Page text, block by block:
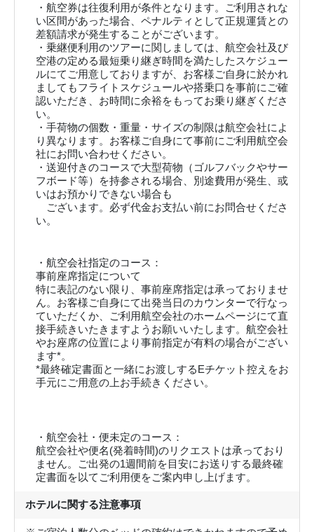
・航空券は往復利用が条件となります。ご利用されな
い区間があった場合、ペナルティとして正規運賃との
差額請求が発生することがございます。
・乗継便利用のツアーに関しましては、航空会社及び
空港の定める最短乗り継ぎ時間を満たしたスケジュー
ルにてご用意しておりますが、お客様ご自身に於かれ
ましてもフライトスケジュールや搭乗口を事前にご確
認いただき、お時間に余裕をもってお乗り継ぎくださ
い。
・手荷物の個数・重量・サイズの制限は航空会社によ
り異なります。お客様ご自身にて事前にご利用航空会
社にお問い合わせください。
・送迎付きのコースで大型荷物（ゴルフバックやサー
フボード等）を持参される場合、別途費用が発生、或
いはお預かりできない場合も
ございます。必ず代金お支払い前にお問合せくださ
い。
・航空会社指定のコース：
事前座席指定について
特に表記のない限り、事前座席指定は承っておりませ
ん。お客様ご自身にて出発当日のカウンターで行なっ
ていただくか、ご利用航空会社のホームページにて直
接手続きいたきますようお願いいたします。航空会社
やお座席の位置により事前指定が有料の場合がござい
ます*。
*最終確定書面と一緒にお渡しするEチケット控えをお
手元にご用意の上お手続きください。
・航空会社・便未定のコース：
航空会社や便名(発着時間)のリクエストは承っており
ません。ご出発の1週間前を目安にお送りする最終確
定書面を以てご利用便をご案内申し上げます。
ホテルに関する注意事項